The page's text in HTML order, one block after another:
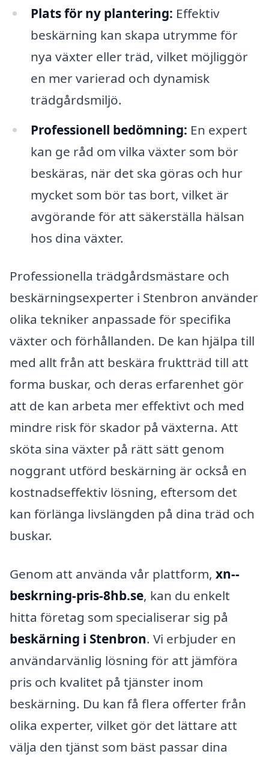
Plats för ny plantering: Effektiv
beskärning kan skapa utrymme för
nya växter eller träd, vilket möjliggör
en mer varierad och dynamisk
trädgårdsmiljö.
Professionell bedömning: En expert
kan ge råd om vilka växter som bör
beskäras, när det ska göras och hur
mycket som bör tas bort, vilket är
avgörande för att säkerställa hälsan
hos dina växter.
Professionella trädgårdsmästare och
beskärningsexperter i Stenbron använder
olika tekniker anpassade för specifika
växter och förhållanden. De kan hjälpa till
med allt från att beskära fruktträd till att
forma buskar, och deras erfarenhet gör
att de kan arbeta mer effektivt och med
mindre risk för skador på växterna. Att
sköta sina växter på rätt sätt genom
noggrant utförd beskärning är också en
kostnadseffektiv lösning, eftersom det
kan förlänga livslängden på dina träd och
buskar.
Genom att använda vår plattform, xn--
beskrning-pris-8hb.se, kan du enkelt
hitta företag som specialiserar sig på
beskärning i Stenbron. Vi erbjuder en
användarvänlig lösning för att jämföra
pris och kvalitet på tjänster inom
beskärning. Du kan få flera offerter från
olika experter, vilket gör det lättare att
välja den tjänst som bäst passar dina